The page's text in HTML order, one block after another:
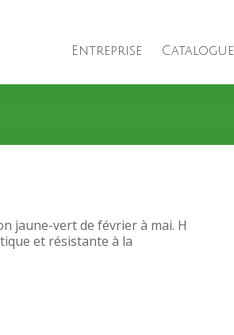
Entreprise Catalogue
jaune-vert de février à mai. H
et résistante à la